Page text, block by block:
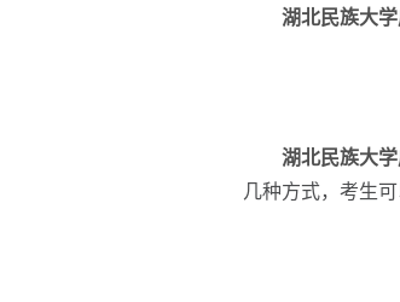
湖北民族大学
湖北民族大
几种方式，考生